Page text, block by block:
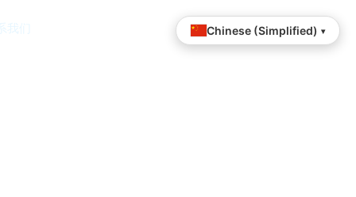
我们 Chinese (Simplified) ▾